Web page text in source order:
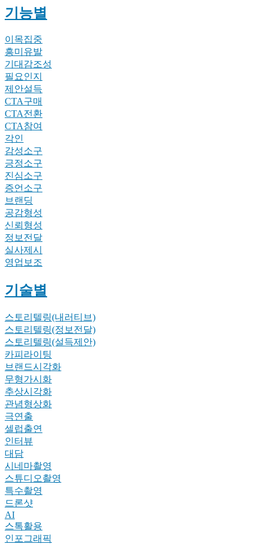
기능별
이목집중
흥미유발
기대감조성
필요인지
제안설득
CTA구매
CTA전환
CTA참여
각인
감성소구
긍정소구
진심소구
증언소구
브랜딩
공감형성
신뢰형성
정보전달
실사제시
영업보조
기술별
스토리텔링(내러티브)
스토리텔링(정보전달)
스토리텔링(설득제안)
카피라이팅
브랜드시각화
무형가시화
추상시각화
관념형상화
극연출
셀럽출연
인터뷰
대담
시네마촬영
스튜디오촬영
특수촬영
드론샷
AI
스톡활용
인포그래픽